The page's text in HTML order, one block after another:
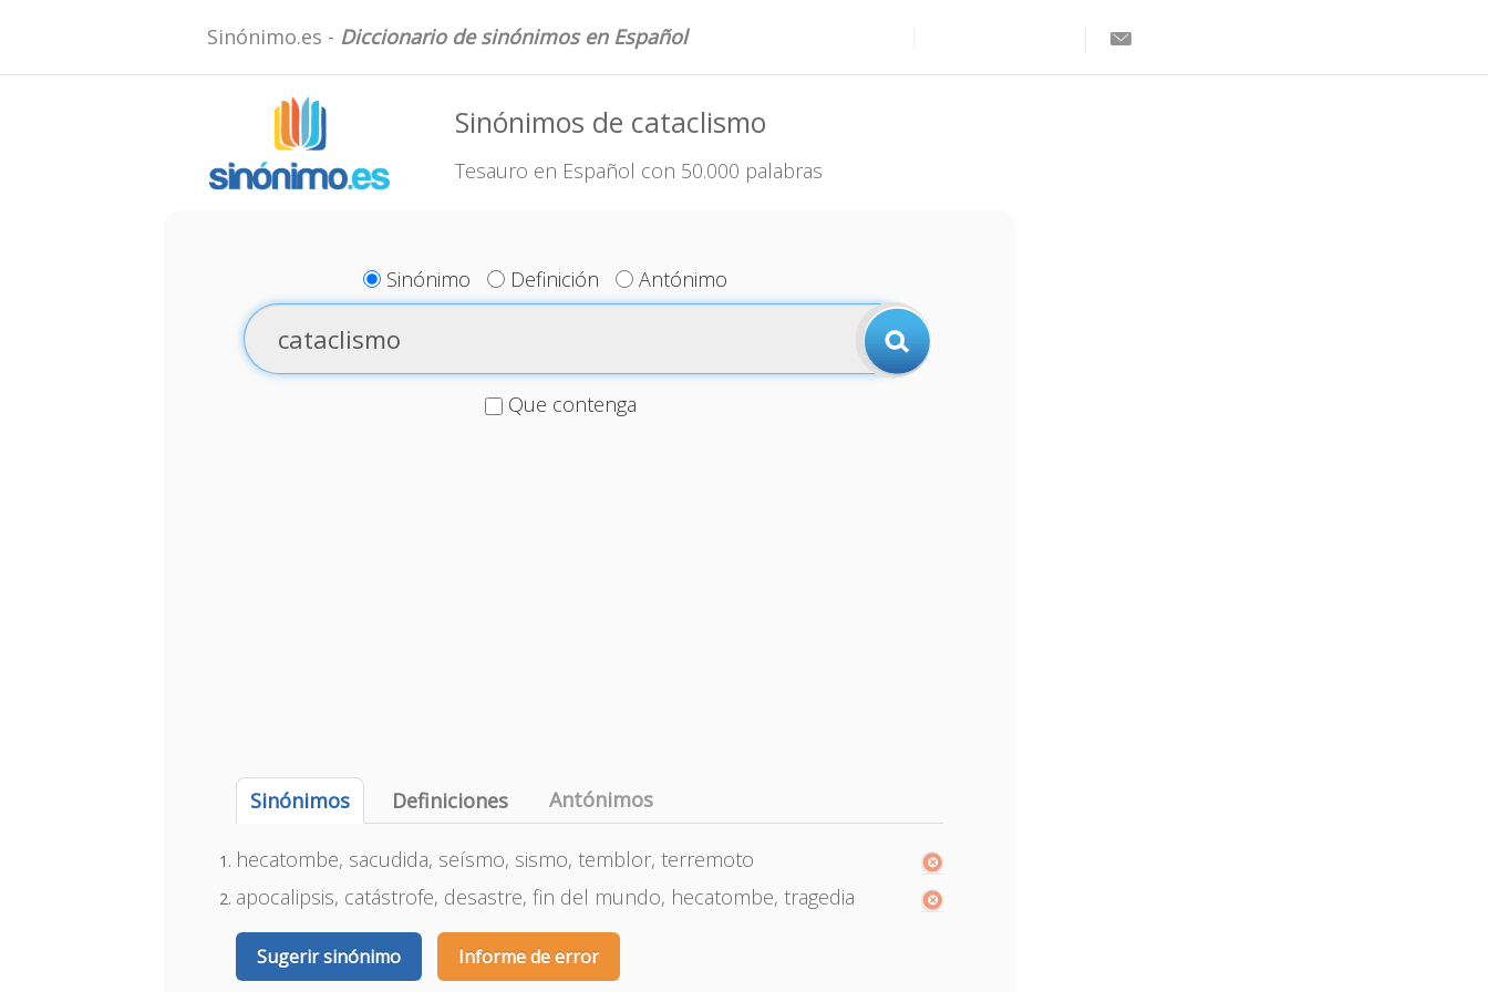
Sinónimo.es - Diccionario de sinónimos en Español
Sinónimos de cataclismo
Tesauro en Español con 50.000 palabras
Sinónimo Definición Antónimo
Que contenga
Sinónimos Definiciones Antónimos
hecatombe, sacudida, seísmo, sismo, temblor, terremoto
apocalipsis, catástrofe, desastre, fin del mundo, hecatombe, tragedia
Sugerir sinónimo Informe de error